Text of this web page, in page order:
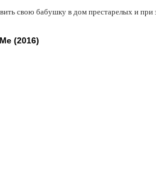
свою бабушку в дом престарелых и при
(2016)